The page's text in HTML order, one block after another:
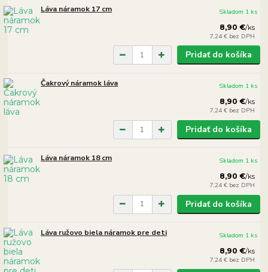
Láva náramok 17 cm
8,90 €/ks
7,24 € bez DPH
Skladom 1 ks
Pridať do košíka
Čakrový náramok láva
8,90 €/ks
7,24 € bez DPH
Skladom 1 ks
Pridať do košíka
Láva náramok 18 cm
8,90 €/ks
7,24 € bez DPH
Skladom 1 ks
Pridať do košíka
Láva ružovo biela náramok pre deti
8,90 €/ks
7,24 € bez DPH
Skladom 1 ks